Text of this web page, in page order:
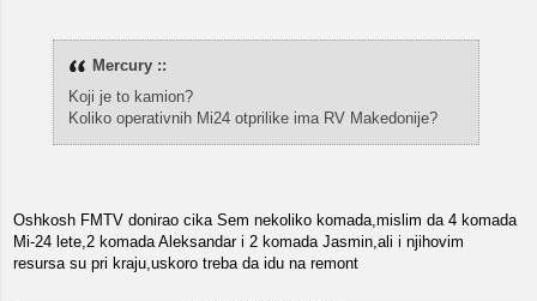
Mercury ::
Koji je to kamion?
Koliko operativnih Mi24 otprilike ima RV Makedonije?
Oshkosh FMTV donirao cika Sem nekoliko komada,mislim da 4 komada
Mi-24 lete,2 komada Aleksandar i 2 komada Jasmin,ali i njihovim
resursa su pri kraju,uskoro treba da idu na remont